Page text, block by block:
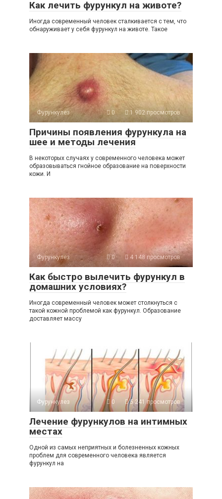
Как лечить фурункул на животе?
Иногда современный человек сталкивается с тем, что
обнаруживает у себя фурункул на животе. Такое
Фурункулез 0 1 902 просмотров
Причины появления фурункула на
шее и методы лечения
В некоторых случаях у современного человека может
образовываться гнойное образование на поверхности
кожи. И
Фурункулез 0 4 148 просмотров
Как быстро вылечить фурункул в
домашних условиях?
Иногда современный человек может столкнуться с
такой кожной проблемой как фурункул. Образование
доставляет массу
Фурункулез 0 5 241 просмотров
Лечение фурункулов на интимных
местах
Одной из самых неприятных и болезненных кожных
проблем для современного человека является
фурункул на